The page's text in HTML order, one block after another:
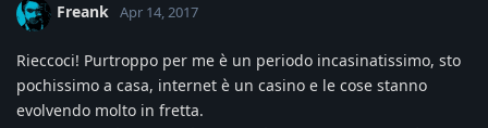
Freank Apr 14, 2017
Rieccoci! Purtroppo per me è un periodo incasinatissimo, sto
pochissimo a casa, internet è un casino e le cose stanno
evolvendo molto in fretta.